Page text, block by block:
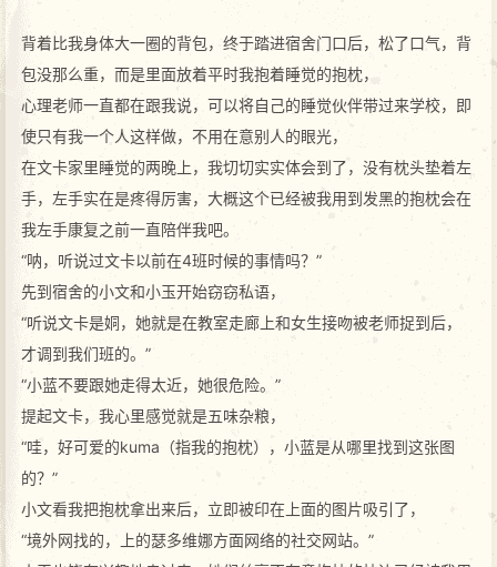
背着比我身体大一圈的背包，终于踏进宿舍门口后，松了口气，背
包没那么重，而是里面放着平时我抱着睡觉的抱枕，
心理老师一直都在跟我说，可以将自己的睡觉伙伴带过来学校，即
使只有我一个人这样做，不用在意别人的眼光，
在文卡家里睡觉的两晚上，我切切实实体会到了，没有枕头垫着左
手，左手实在是疼得厉害，大概这个已经被我用到发黑的抱枕会在
我左手康复之前一直陪伴我吧。
“呐，听说过文卡以前在4班时候的事情吗？”
先到宿舍的小文和小玉开始窃窃私语，
“听说文卡是姛，她就是在教室走廊上和女生接吻被老师捉到后，
才调到我们班的。”
“小蓝不要跟她走得太近，她很危险。”
提起文卡，我心里感觉就是五味杂粮，
“哇，好可爱的kuma（指我的抱枕），小蓝是从哪里找到这张图
的？”
小文看我把抱枕拿出来后，立即被印在上面的图片吸引了，
“境外网找的，上的瑟多维娜方面网络的社交网站。”